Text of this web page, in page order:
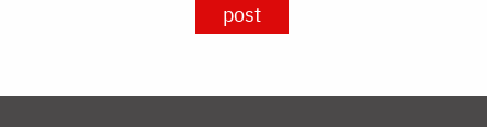
post